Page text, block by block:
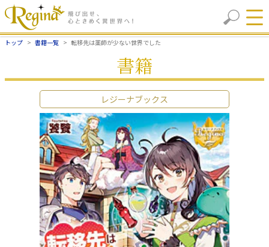
トップ 書籍一覧 転移先は薬師が少ない世界でした
書籍
レジーナブックス